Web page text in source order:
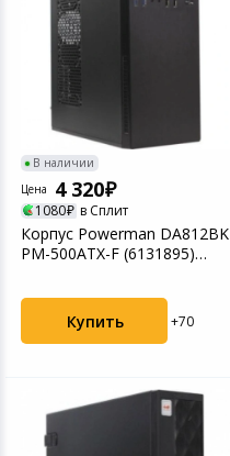
В наличии
Цена
4 320
1080 в Сплит
Корпус Powerman DA812BK
PM-500ATX-F (6131895)
Купить +70